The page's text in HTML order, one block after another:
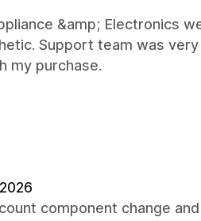
&amp; Electronics
Support team was
my purchase.
component change